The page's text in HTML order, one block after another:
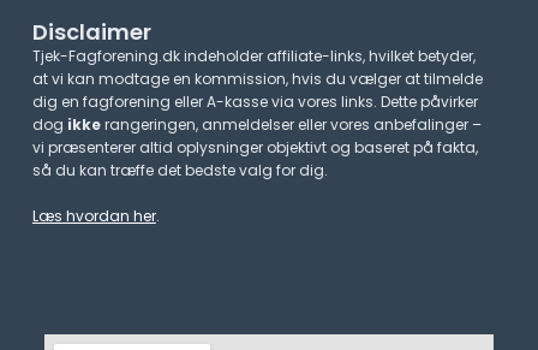
Disclaimer
Tjek-Fagforening.dk indeholder affiliate-links, hvilket betyder,
at vi kan modtage en kommission, hvis du vælger at tilmelde
dig en fagforening eller A-kasse via vores links. Dette påvirker
dog ikkerangeringen, anmeldelser eller vores anbefalinger –
vi præsenterer altid oplysninger objektivt og baseret på fakta,
så du kan træffe det bedste valg for dig.
Læs hvordan her.